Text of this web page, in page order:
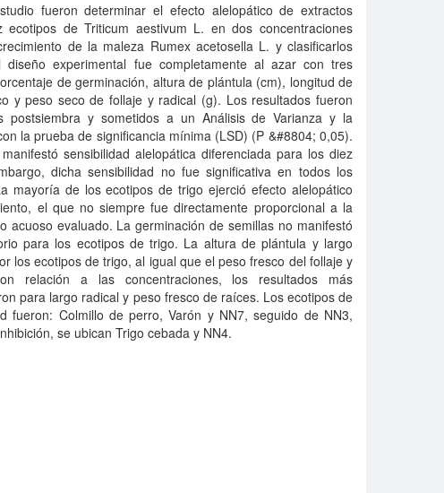
fueron determinar el efecto alelopático de extractos
ecotipos de Triticum aestivum L. en dos concentraciones
de la maleza Rumex acetosella L. y clasificarlos
diseño experimental fue completamente al azar con tres
de germinación, altura de plántula (cm), longitud de
y peso seco de follaje y radical (g). Los resultados fueron
postsiembra y sometidos a un Análisis de Varianza y la
la prueba de significancia mínima (LSD) (P &#8804; 0,05).
sensibilidad alelopática diferenciada para los diez
dicha sensibilidad no fue significativa en todos los
mayoría de los ecotipos de trigo ejerció efecto alelopático
el que no siempre fue directamente proporcional a la
acuoso evaluado. La germinación de semillas no manifestó
para los ecotipos de trigo. La altura de plántula y largo
los ecotipos de trigo, al igual que el peso fresco del follaje y
relación a las concentraciones, los resultados más
para largo radical y peso fresco de raíces. Los ecotipos de
fueron: Colmillo de perro, Varón y NN7, seguido de NN3,
se ubican Trigo cebada y NN4.